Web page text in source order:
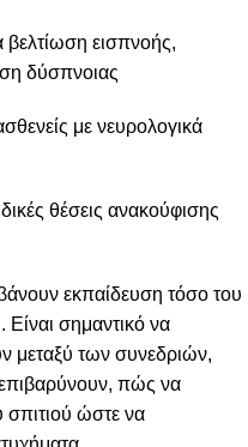
βελτίωση εισπνοής,
δύσπνοιας
με νευρολογικά
θέσεις ανακούφισης
εκπαίδευση τόσο του
σημαντικό να
μεταξύ των συνεδριών,
επιβαρύνουν, πώς να
ώστε να